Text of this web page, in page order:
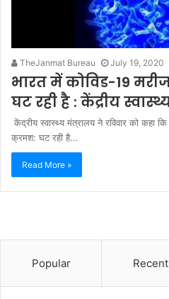
TheJanmat Bureau July 19, 2020
भारत में कोविड-19
घट रही है : केंद्रीय
केंद्रीय स्वास्थ्य मंत्रालय ने रविवार को कहा
क्रमश: घट रही है…
Read More »
Popular Recent